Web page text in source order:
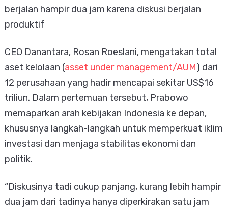
berjalan hampir dua jam karena diskusi berjalan
produktif
CEO Danantara, Rosan Roeslani, mengatakan total
aset kelolaan (asset under management/AUM) dari
12 perusahaan yang hadir mencapai sekitar US$16
triliun. Dalam pertemuan tersebut, Prabowo
memaparkan arah kebijakan Indonesia ke depan,
khususnya langkah-langkah untuk memperkuat iklim
investasi dan menjaga stabilitas ekonomi dan
politik.
“Diskusinya tadi cukup panjang, kurang lebih hampir
dua jam dari tadinya hanya diperkirakan satu jam